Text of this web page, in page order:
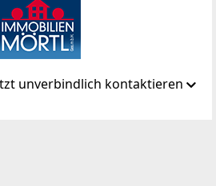
unverbindlich kontaktieren